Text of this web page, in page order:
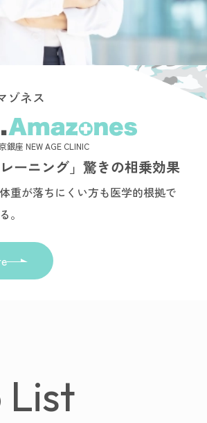
ゾネス
銀座 NEW AGE CLINIC
ーニング」驚きの相乗効果
重が落ちにくい方も医学的根拠で
。
List